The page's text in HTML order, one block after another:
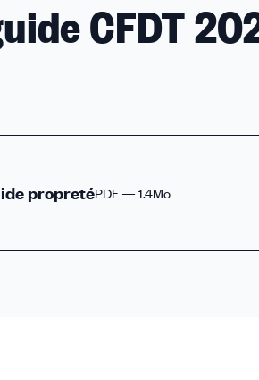
CFDT
propretéPDF — 1.4Mo